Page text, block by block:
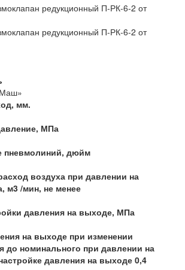
мм.
МПа
пневмолиний, дюйм
воздуха при давлении на
м3 /мин, не менее
давления на выходе, МПа
на выходе при изменении
до номинального при давлении на
давления на выходе 0,4